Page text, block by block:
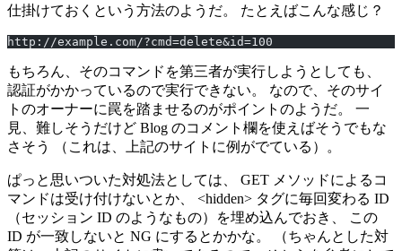
仕掛けておくという方法のようだ。 たとえばこんな感じ？
http://example.com/?cmd=delete&id=100
もちろん、そのコマンドを第三者が実行しようとしても、
認証がかかっているので実行できない。 なので、そのサイ
トのオーナーに罠を踏ませるのがポイントのようだ。 一
見、難しそうだけど Blog のコメント欄を使えばそうでもな
さそう （これは、上記のサイトに例がでている）。
ぱっと思いついた対処法としては、 GET メソッドによるコ
マンドは受け付けないとか、 <hidden> タグに毎回変わる ID
（セッション ID のようなもの）を埋め込んでおき、 この
ID が一致しないと NG にするとかかな。 （ちゃんとした対